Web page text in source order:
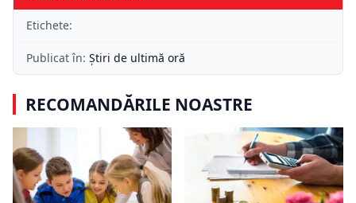
Etichete:
Publicat în: Știri de ultimă oră
RECOMANDĂRILE NOASTRE